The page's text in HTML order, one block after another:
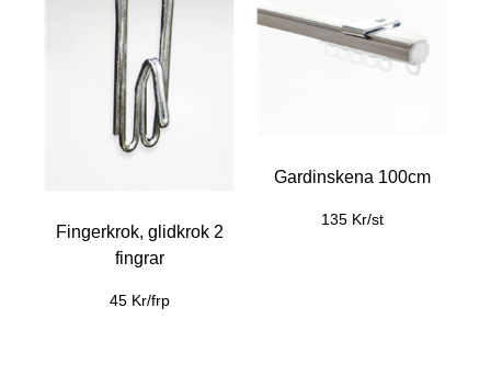
Fingerkrok, glidkrok 2
fingrar
45 Kr/frp
Gardinskena 100cm
135 Kr/st